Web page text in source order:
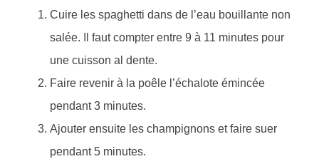
Cuire les spaghetti dans de l’eau bouillante non
salée. Il faut compter entre 9 à 11 minutes pour
une cuisson al dente.
Faire revenir à la poêle l’échalote émincée
pendant 3 minutes.
Ajouter ensuite les champignons et faire suer
pendant 5 minutes.